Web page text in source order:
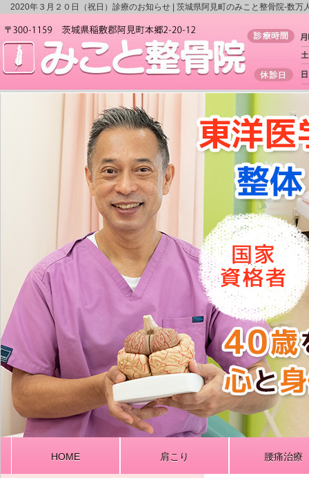
2020年３月２０日（祝日）診療のお知らせ | 茨城県阿見町のみこと整骨院-数万
HOME 肩こり 腰痛治療